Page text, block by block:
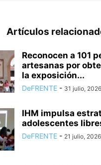
Artículos
Reconocen a 101
artesanas por
la exposición...
DeFRENTE - 31 julio, 2026
IHM impulsa
adolescentes
DeFRENTE - 21 julio, 2026